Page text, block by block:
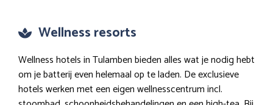
Wellness resorts
Wellness hotels in Tulamben bieden alles wat je nodig hebt
om je batterij even helemaal op te laden. De exclusieve
hotels werken met een eigen wellnesscentrum incl.